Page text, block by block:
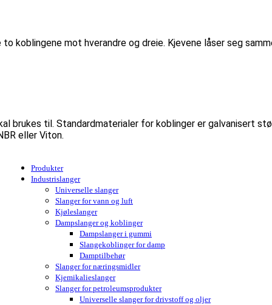
koblingene mot hverandre og dreie. Kjevene låser seg
brukes til. Standardmaterialer for koblinger er galvanisert
eller Viton.
Produkter
Industrislanger
Universelle slanger
Slanger for vann og luft
Kjøleslanger
Dampslanger og koblinger
Dampslanger i gummi
Slangekoblinger for damp
Damptilbehør
Slanger for næringsmidler
Kjemikalieslanger
Slanger for petroleumsprodukter
Universelle slanger for drivstoff og oljer